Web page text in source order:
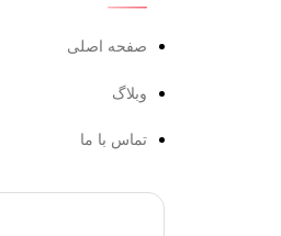
صفحه اصلی
وبلاگ
تماس با ما